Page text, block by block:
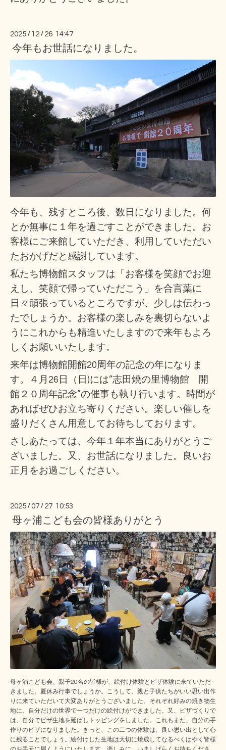
2025 / 12 / 26 14:47
今年もお世話になりました。
今年も、残すところ後、数日になりました。何
とか無事に１年を過ごすことができました。お
客様にご来館していただき、利用していただい
たおかげだと感謝しています。
私たち博物館スタッフは「お客様を笑顔でお迎
えし、笑顔で帰っていただこう」を合言葉に
日々頑張っているところですが、少しは伝わっ
たでしょうか。お客様の楽しみを裏切らないよ
うにこれからも精進いたしますので来年もよろ
しくお願いいたします。
来年は博物館開館20周年の記念の年になりま
す。４月26日（日)には”志田焼の里博物館 開
館２０周年記念”の催事も執り行います。時間が
あればぜひお立ち寄りください。楽しい催しを
盛りだくさん用意してお待ちしております。
さしあたっては、今年１年本当にありがとうご
ざいました。又、お世話になりました。良いお
正月をお過ごしください。
2025 /07 / 27 10:53
母ヶ浦こども会の皆様ありがとう
母ヶ浦こども会、親子20名の皆様が、絵付け体験とピザ体験に来ていただ
きました。夏休み行事でしょうか。こうして、親と子供たちがいい思い出作
りに来ていただいて大変ありがとうございました。それぞれ好みの焼き物生
地に、自分だけの世界で一つだけの絵付けができました。又、ピザづくりで
は、自分でピザ生地を延ばしトッピングをしました。これもまた、自分の手
作りのピザになりました。きっと、この二つの体験は、良い思い出として心
に残ることでしょう。絵付けした生地は大切に焼成してなるべくはやく皆様